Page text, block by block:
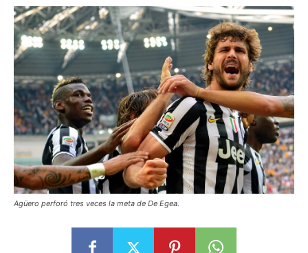
Agüero perforó tres veces la meta de De Egea.